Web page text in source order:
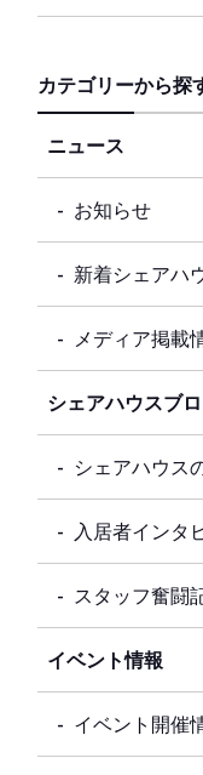
カテゴリーから探
ニュース
お知らせ
新着シェアハ
メディア掲載
シェアハウスブ
シェアハウス
入居者インタ
スタッフ奮闘
イベント情報
イベント開催